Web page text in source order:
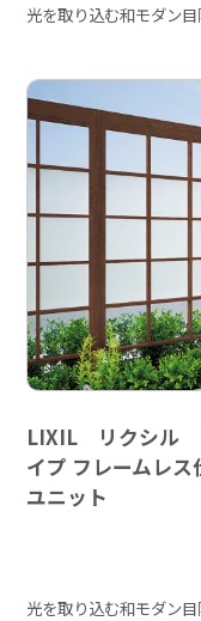
光を取り込む和モダン
LIXIL リクシル
イプ フレームレ
ユニット
光を取り込む和モダン